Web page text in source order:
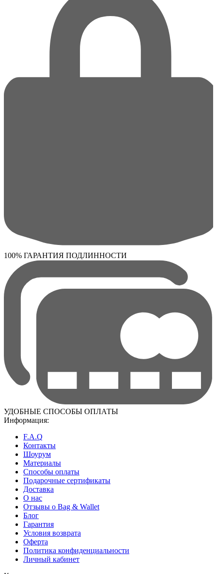
100% ГАРАНТИЯ ПОДЛИННОСТИ
УДОБНЫЕ СПОСОБЫ ОПЛАТЫ
Информация:
F.A.Q
Контакты
Шоурум
Материалы
Способы оплаты
Подарочные сертификаты
Доставка
О нас
Отзывы о Bag & Wallet
Блог
Гарантия
Условия возврата
Оферта
Политика конфиденциальности
Личный кабинет